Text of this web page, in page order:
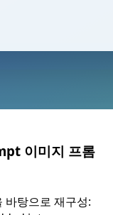
이미지 프롬
바탕으로 재구성: